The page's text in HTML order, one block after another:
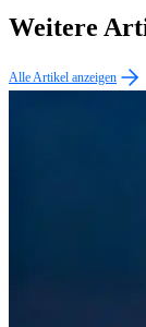
Weitere
Alle Artikel anzeigen